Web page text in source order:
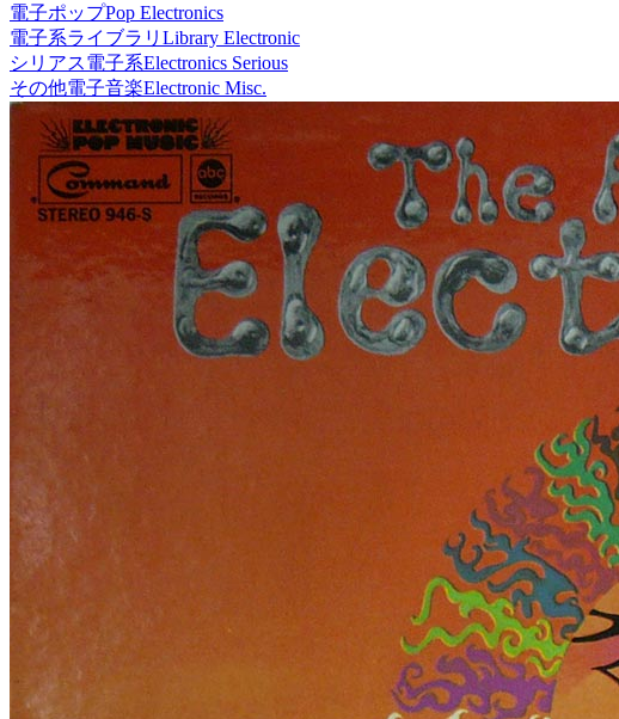
電子ポップPop Electronics
電子系ライブラリ Library Electronic
シリアス電子系Electronics Serious
その他電子音楽Electronic Misc.